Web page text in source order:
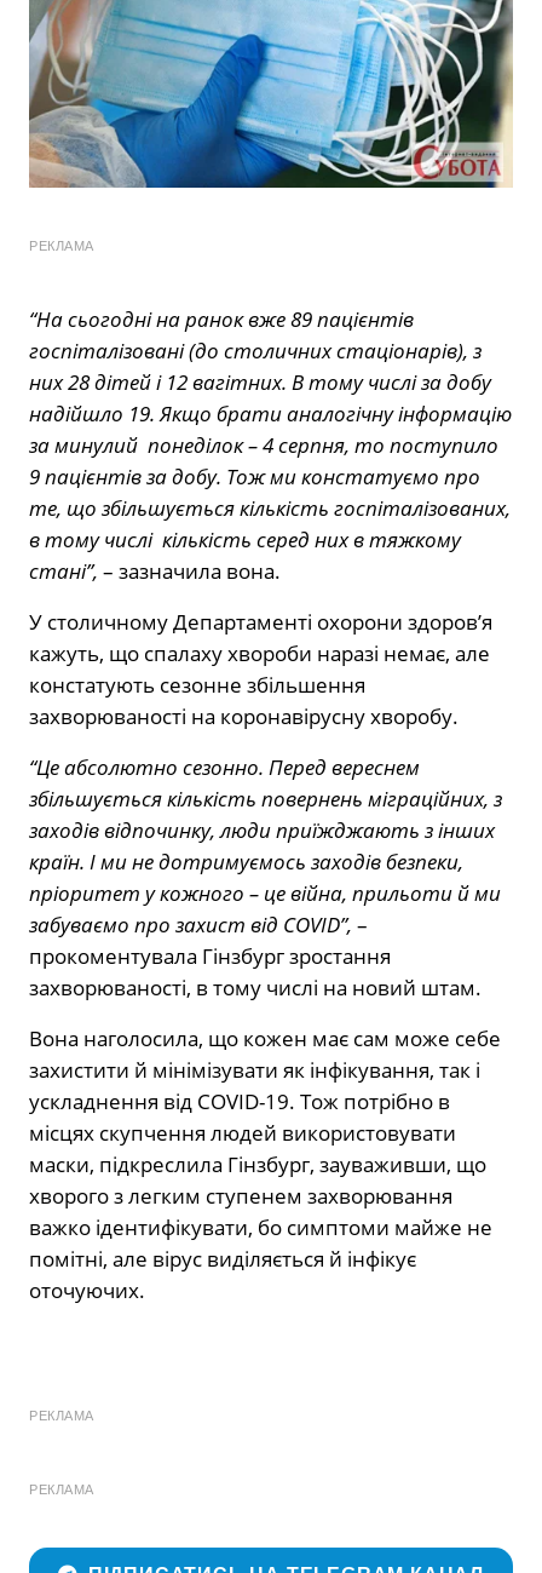
РЕКЛАМА
“На сьогодні на ранок вже 89 пацієнтів
госпіталізовані (до столичних стаціонарів), з
них 28 дітей і 12 вагітних. В тому числі за добу
надійшло 19. Якщо брати аналогічну інформацію
за минулий понеділок – 4 серпня, то поступило
9 пацієнтів за добу. Тож ми констатуємо про
те, що збільшується кількість госпіталізованих,
в тому числі кількість серед них в тяжкому
стані”, – зазначила вона.
У столичному Департаменті охорони здоров’я
кажуть, що спалаху хвороби наразі немає, але
констатують сезонне збільшення
захворюваності на коронавірусну хворобу.
“Це абсолютно сезонно. Перед вереснем
збільшується кількість повернень міграційних, з
заходів відпочинку, люди приїжджають з інших
країн. І ми не дотримуємось заходів безпеки,
пріоритет у кожного – це війна, прильоти й ми
забуваємо про захист від COVID”, –
прокоментувала Гінзбург зростання
захворюваності, в тому числі на новий штам.
Вона наголосила, що кожен має сам може себе
захистити й мінімізувати як інфікування, так і
ускладнення від COVID-19. Тож потрібно в
місцях скупчення людей використовувати
маски, підкреслила Гінзбург, зауваживши, що
хворого з легким ступенем захворювання
важко ідентифікувати, бо симптоми майже не
помітні, але вірус виділяється й інфікує
оточуючих.
РЕКЛАМА
РЕКЛАМА